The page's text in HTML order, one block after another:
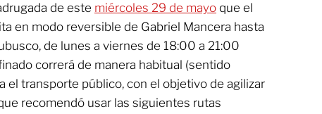
de este miércoles 29 de mayo que el
en modo reversible de Gabriel Mancera hasta
de lunes a viernes de 18:00 a 21:00
correrá de manera habitual (sentido
el transporte público, con el objetivo de agilizar
recomendó usar las siguientes rutas